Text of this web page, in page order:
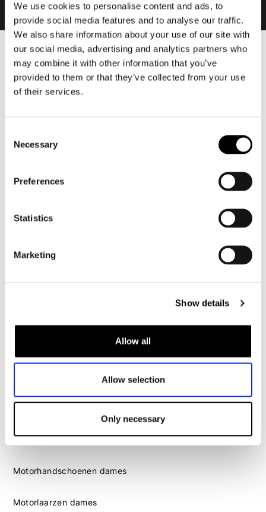
We use cookies to personalise content and ads, to
provide social media features and to analyse our traffic.
We also share information about your use of our site with
our social media, advertising and analytics partners who
may combine it with other information that you’ve
provided to them or that they’ve collected from your use
of their services.
Selection
Necessary
Preferences
Statistics
Marketing
Show details
Allow all
Allow selection
Only necessary
Heren
Motorkleding heren
Motorjas heren
Motorjeans heren
Motorhandschoenen heren
Motorlaarzen heren
Motorkleding dames
Motorbroek dames
Motorhelm dames
Motorhandschoenen dames
Motorlaarzen dames